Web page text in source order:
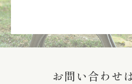
お問い合わせ